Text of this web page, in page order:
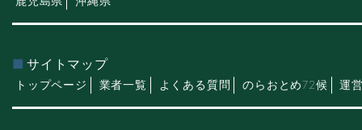
サイトマップ
トップページ 業者一覧 よくある質問 のらおとめ72候 運